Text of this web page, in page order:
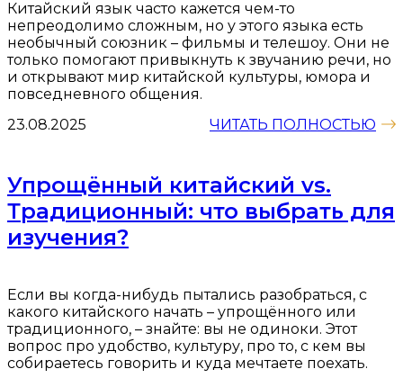
23.08.2025
Китайский язык часто кажется чем-то
непреодолимо сложным, но у этого языка есть
необычный союзник – фильмы и телешоу. Они не
только помогают привыкнуть к звучанию речи, но
и открывают мир китайской культуры, юмора и
повседневного общения.
ЧИТАТЬ ПОЛНОСТЬЮ
Упрощённый китайский vs.
Традиционный: что выбрать для
изучения?
Если вы когда-нибудь пытались разобраться, с
какого китайского начать – упрощённого или
традиционного, – знайте: вы не одиноки. Этот
вопрос про удобство, культуру, про то, с кем вы
собираетесь говорить и куда мечтаете поехать.